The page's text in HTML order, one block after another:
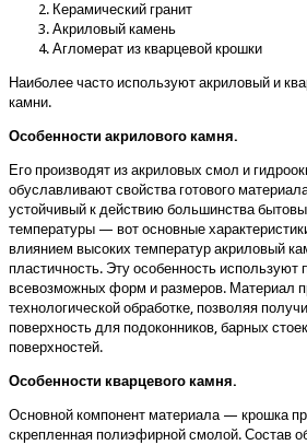
Керамический гранит
Акриловый камень
Агломерат из кварцевой крошки
Наиболее часто используют акриловый и
камни.
Особенности акрилового камня.
Его производят из акриловых смол и
обуславливают свойства готового
устойчивый к действию большинства
температуры — вот основные
влиянием высоких температур акриловый
пластичность. Эту особенность используют
всевозможных форм и размеров. Материал
технологической обработке, позволяя
поверхность для подоконников, барных
поверхностей.
Особенности кварцевого камня.
Основной компонент материала — крошка
скрепленная полиэфирной смолой. Состав